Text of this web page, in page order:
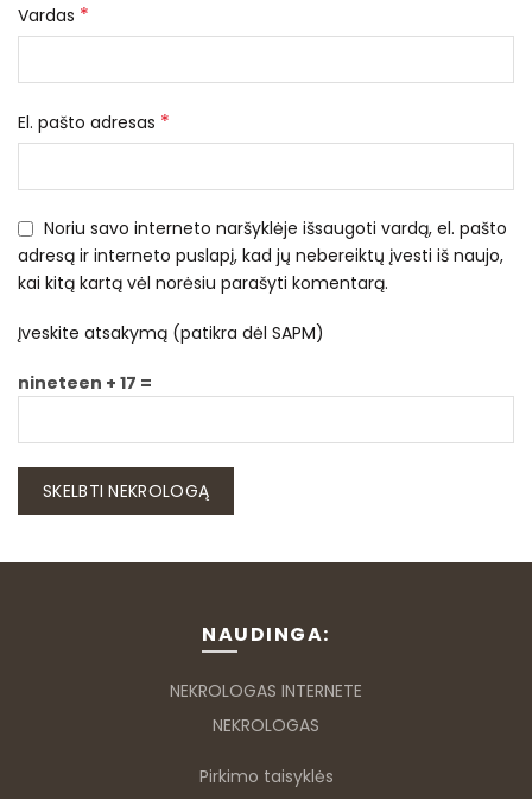
Vardas *
El. pašto adresas *
Noriu savo interneto naršyklėje išsaugoti vardą, el. pašto
adresą ir interneto puslapį, kad jų nebereiktų įvesti iš naujo,
kai kitą kartą vėl norėsiu parašyti komentarą.
Įveskite atsakymą (patikra dėl SAPM)
nineteen + 17 =
NAUDINGA:
NEKROLOGAS INTERNETE
NEKROLOGAS
Pirkimo taisyklės